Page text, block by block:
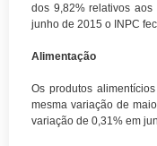
dos 9,82% relativos aos
junho de 2015 o INPC
Alimentação
Os produtos
mesma variação de
variação de 0,31% em